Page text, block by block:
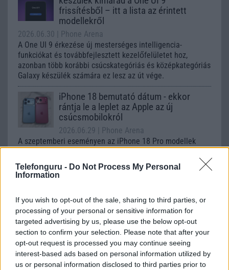
Telefonguru - Do Not Process My Personal
Information
If you wish to opt-out of the sale, sharing to third parties, or
processing of your personal or sensitive information for
targeted advertising by us, please use the below opt-out
section to confirm your selection. Please note that after your
opt-out request is processed you may continue seeing
interest-based ads based on personal information utilized by
us or personal information disclosed to third parties prior to
frissítésből – itt a lista az érintett
modellekről
2026.06.30
| Phone Arena
A One UI 9 érkezése új mesterséges intelligencia-
funkciókat és továbbfejlesztett kezelőfelületet hoz,
azonban több korábbi csúcskategóriás és középkategóriás
Galaxy készülék számára ez lesz az út vége.
iPhone 18 bemutató dátum - ekkor
rántja le a leplet az Apple az új
csúcsmobilokról
2026.06.29
| Phone Arena
A szeptemberi eseményen az iPhone 18 Pro modellek
bemutatkozhat, miközben az áremelésekről szóló
találgatások továbbra is beárnyékolják a rajtot.
funkció, amely észrevétlenül könnyíti
meg a mindennapokat
2026.06.14| Android Police
Sok felhasználó külön alkalmazásokra esküszik, pedig az
Android már évek óta olyan intelligens funkciókat kínál,
amelyek maguktól dolgoznak a háttérben.